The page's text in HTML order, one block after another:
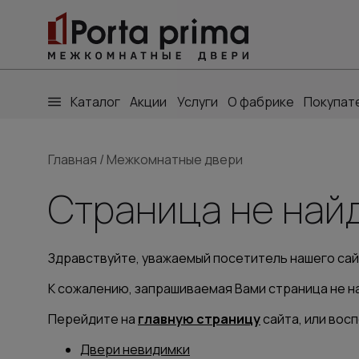
Каталог Акции Услуги О фабрике
Главная / Межкомнатные двери
Страница не
Здравствуйте, уважаемый посетитель нашего
К сожалению, запрашиваемая Вами страница не
Перейдите на главную страницусайта, или
Двери невидимки